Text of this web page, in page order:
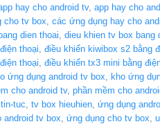
hay cho android tv, app hay cho
cho tv box các ứng dụng hay cho
dien thoai dieu khien tv box bang
thoại
điều khiển kiwibox s2 bằng
thoại
điều khiển tx3 mini bằng
ứng dụng android tv box kho ứng
cho android tv, phần mềm cho
tin-tuc tv box hieuhien ứng dụng
android tv box
ứng dụng cho tv box